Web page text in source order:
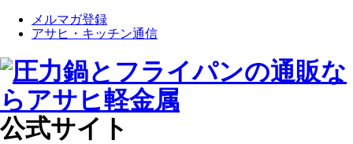
メルマガ登録
アサヒ・キッチン通信
公式サイト